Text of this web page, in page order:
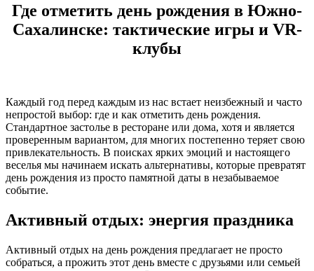
Где отметить день рождения в Южно-
Сахалинске: тактические игры и VR-
клубы
Каждый год перед каждым из нас встает неизбежный и часто
непростой выбор: где и как отметить день рождения.
Стандартное застолье в ресторане или дома, хотя и является
проверенным вариантом, для многих постепенно теряет свою
привлекательность. В поисках ярких эмоций и настоящего
веселья мы начинаем искать альтернативы, которые превратят
день рождения из просто памятной даты в незабываемое
событие.
Активный отдых: энергия праздника
Активный отдых на день рождения предлагает не просто
собраться, а прожить этот день вместе с друзьями или семьей